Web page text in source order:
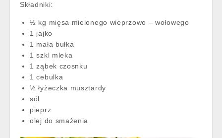
Składniki:
½ kg mięsa mielonego wieprzowo – wołowego
1 jajko
1 mała bułka
1 szkl mleka
1 ząbek czosnku
1 cebulka
½ łyżeczka musztardy
sól
pieprz
olej do smażenia